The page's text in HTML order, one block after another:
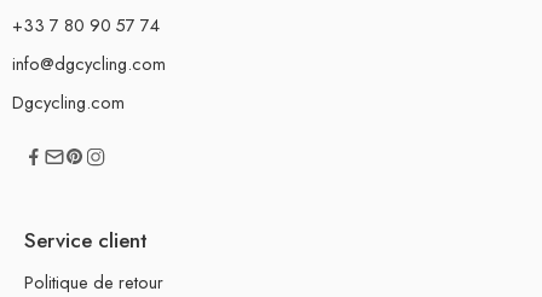
+33 7 80 90 57 74
info@dgcycling.com
Dgcycling.com
Service client
Politique de retour